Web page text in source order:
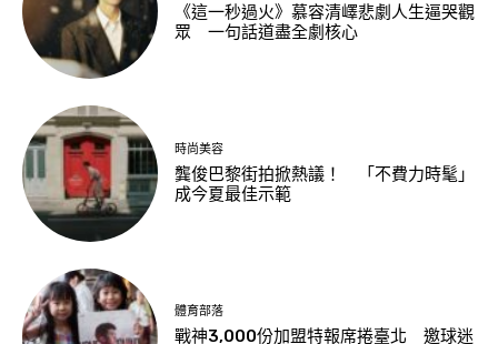
《這一秒過火》慕容清嶧悲劇人生逼哭觀
眾 一句話道盡全劇核心
時尚美容
龔俊巴黎街拍掀熱議！ 「不費力時髦」
成今夏最佳示範
體育部落
戰神3,000份加盟特報席捲臺北 邀球迷